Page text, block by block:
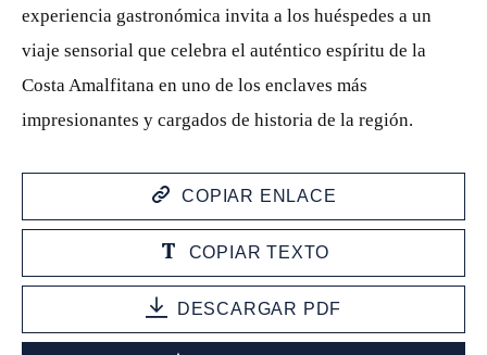
experiencia gastronómica invita a los huéspedes a un
viaje sensorial que celebra el auténtico espíritu de la
Costa Amalfitana en uno de los enclaves más
impresionantes y cargados de historia de la región.
COPIAR ENLACE
COPIAR TEXTO
DESCARGAR PDF